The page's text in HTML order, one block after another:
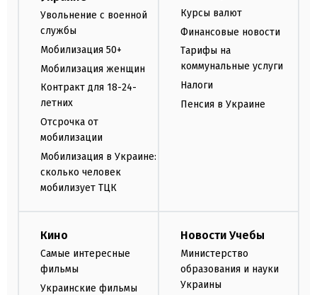
Увольнение с военной
службы
Мобилизация 50+
Мобилизация женщин
Контракт для 18-24-
летних
Отсрочка от
мобилизации
Мобилизация в Украине:
сколько человек
мобилизует ТЦК
Курсы валют
Финансовые новости
Тарифы на
коммунальные услуги
Налоги
Пенсия в Украине
Кино
Самые интересные
фильмы
Украинские фильмы
Новости Учебы
Министерство
образования и науки
Украины